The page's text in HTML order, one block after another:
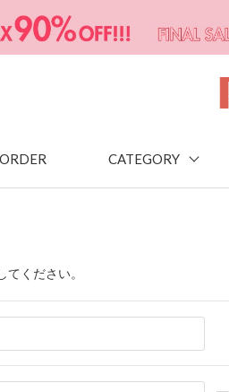
CATEGORY
ください。